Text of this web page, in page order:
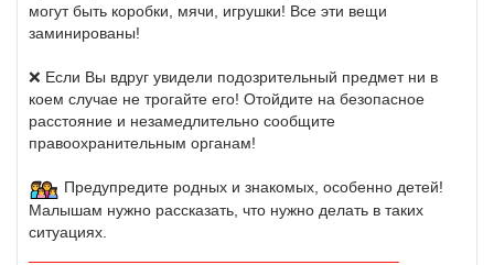
могут быть коробки, мячи, игрушки! Все эти вещи
заминированы!
❌ Если Вы вдруг увидели подозрительный предмет ни в
коем случае не трогайте его! Отойдите на безопасное
расстояние и незамедлительно сообщите
правоохранительным органам!
Предупредите родных и знакомых, особенно детей!
Малышам нужно рассказать, что нужно делать в таких
ситуациях.